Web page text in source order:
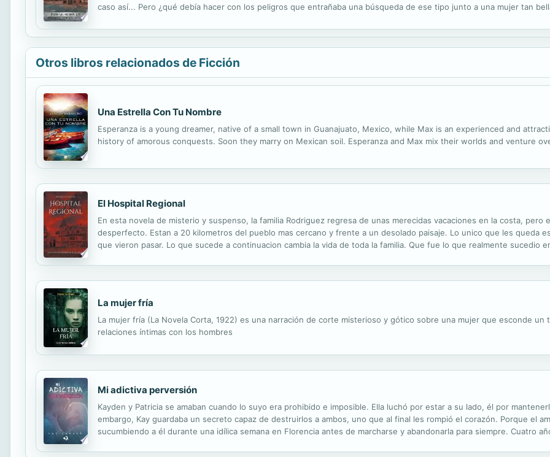
caso así... Pero ¿qué debía hacer con los peligros que entrañaba una búsqueda de ese tipo junto a una mujer tan
Otros libros relacionados de Ficción
Una Estrella Con Tu Nombre
Esperanza is a young dreamer, native of a small town in Guanajuato, Mexico, while Max is an experienced and
history of amorous conquests. Soon they marry on Mexican soil. Esperanza and Max mix their worlds and venture
El Hospital Regional
En esta novela de misterio y suspenso, la familia Rodriguez regresa de unas merecidas vacaciones en la costa,
desperfecto. Estan a 20 kilometros del pueblo mas cercano y frente a un desolado paisaje. Lo unico que les queda
que vieron pasar. Lo que sucede a continuacion cambia la vida de toda la familia. Que fue lo que realmente sucedio
La mujer fría
La mujer fría (La Novela Corta, 1922) es una narración de corte misterioso y gótico sobre una mujer que esconde
relaciones íntimas con los hombres
Mi adictiva perversión
Kayden y Patricia se amaban cuando lo suyo era prohibido e imposible. Ella luchó por estar a su lado, él por
embargo, Kay guardaba un secreto capaz de destruirlos a ambos, uno que al final les rompió el corazón. Porque el
sucumbiendo a él durante una idílica semana en Florencia antes de marcharse y abandonarla para siempre. Cuatro